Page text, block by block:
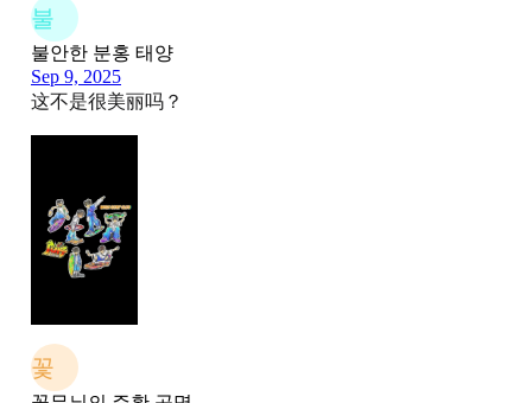
불
불안한 분홍 태양
Sep 9, 2025
这不是很美丽吗？
꽃